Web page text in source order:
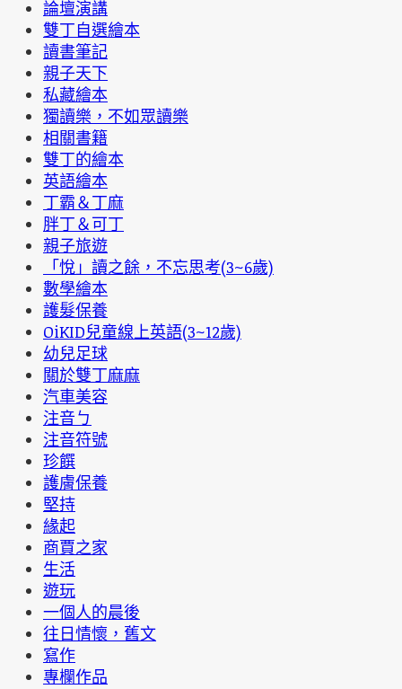
論壇演講
雙丁自選繪本
讀書筆記
親子天下
私藏繪本
獨讀樂，不如眾讀樂
相關書籍
雙丁的繪本
英語繪本
丁霸＆丁麻
胖丁＆可丁
親子旅遊
「悅」讀之餘，不忘思考(3~6歲)
數學繪本
護髮保養
OiKID兒童線上英語(3~12歲)
幼兒足球
關於雙丁麻麻
汽車美容
注音ㄅ
注音符號
珍饌
護膚保養
堅持
緣起
商賈之家
生活
遊玩
一個人的晨後
往日情懷，舊文
寫作
專欄作品